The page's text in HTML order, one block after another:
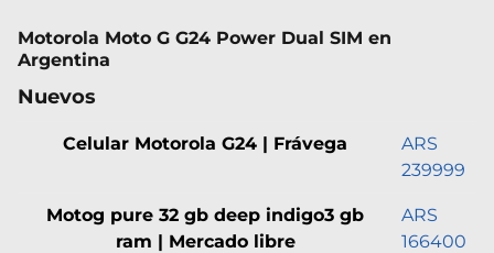
Motorola Moto G G24 Power Dual SIM en
Argentina
Nuevos
Celular Motorola G24 | Frávega
ARS
239999
Motog pure 32 gb deep indigo3 gb
ram | Mercado libre
ARS
166400